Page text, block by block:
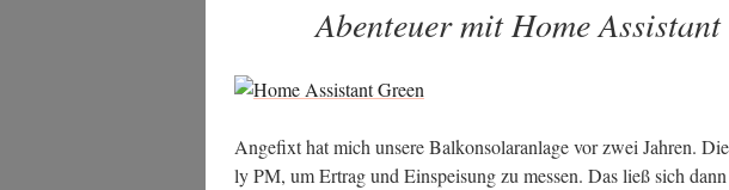
Abenteuer mit Home Assistant
Ange­fixt hat mich unse­re Bal­kon­so­lar­an­la­ge vor zwei Jah­ren.
ly PM, um Ertrag und Ein­spei­sung zu mes­sen. Das ließ sich